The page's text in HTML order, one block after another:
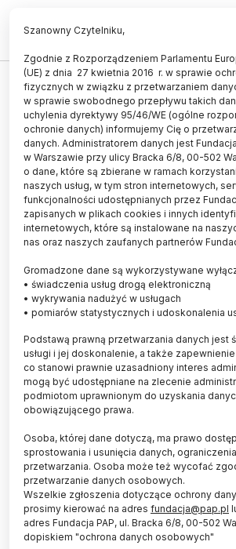
WYDARZENIA
Płock/ Medal i reprint
rocznicę urodzin
twórcy polskiej
25.11.2018
aktualizacja: 25.11.2018
4 minuty czytania
W 150. rocznicę urodzin Edwarda
1932), Towarzystwo Lekarskie
przyznało twórcy polskiej
Włodzimierza Brodowskiego i
Paszkiewicza. Okręgowa Izba
wydała z kolei reprint jego dzieła z
Szanowny Czytelniku,
Zgodnie z Rozporządzeniem Parlamentu
(UE) z dnia 27 kwietnia 2016 r. w sprawie
fizycznych w związku z przetwarzaniem
w sprawie swobodnego przepływu takich
uchylenia dyrektywy 95/46/WE (ogólne
ochronie danych) informujemy Cię o
danych. Administratorem danych jest
w Warszawie przy ulicy Bracka 6/8, 00-502
o dane, które są zbierane w ramach
naszych usług, w tym stron internetowych,
funkcjonalności udostępnianych przez
zapisanych w plikach cookies i innych
internetowych, które są instalowane na
nas oraz naszych zaufanych partnerów
Gromadzone dane są wykorzystywane
• świadczenia usług drogą elektroniczną
• wykrywania nadużyć w usługach
• pomiarów statystycznych i udoskonalenia
Podstawą prawną przetwarzania danych jest
usługi i jej doskonalenie, a także
co stanowi prawnie uzasadniony interes
mogą być udostępniane na zlecenie
podmiotom uprawnionym do uzyskania
obowiązującego prawa.
Osoba, której dane dotyczą, ma prawo
sprostowania i usunięcia danych,
przetwarzania. Osoba może też wycofać
przetwarzanie danych osobowych.
Wszelkie zgłoszenia dotyczące ochrony
prosimy kierować na adres fundacja@pap.pl
adres Fundacja PAP, ul. Bracka 6/8, 00-502
dopiskiem "ochrona danych osobowych"